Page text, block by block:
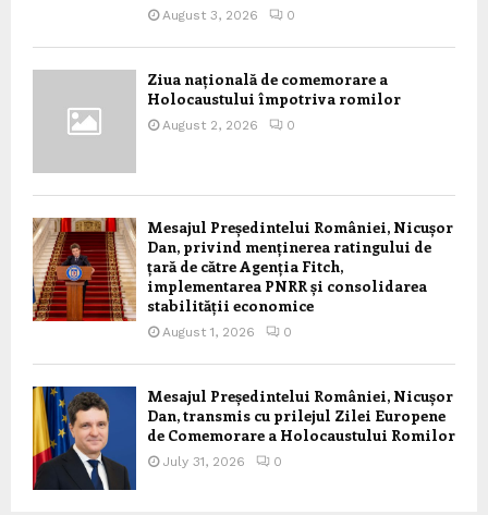
August 3, 2026 0
Ziua națională de comemorare a
Holocaustului împotriva romilor
August 2, 2026 0
Mesajul Președintelui României, Nicușor
Dan, privind menținerea ratingului de
țară de către Agenția Fitch,
implementarea PNRR și consolidarea
stabilității economice
August 1, 2026 0
Mesajul Președintelui României, Nicușor
Dan, transmis cu prilejul Zilei Europene
de Comemorare a Holocaustului Romilor
July 31, 2026 0